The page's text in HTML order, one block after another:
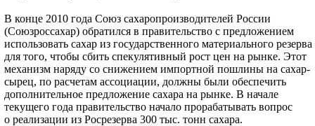
В конце 2010 года Союз сахаропроизводителей России
(Союзроссахар) обратился в правительство с предложением
использовать сахар из государственного материального резерва
для того, чтобы сбить спекулятивный рост цен на рынке. Этот
механизм наряду со снижением импортной пошлины на сахар-
сырец, по расчетам ассоциации, должны были обеспечить
дополнительное предложение сахара на рынке. В начале
текущего года правительство начало прорабатывать вопрос
о реализации из Росрезерва 300 тыс. тонн сахара.